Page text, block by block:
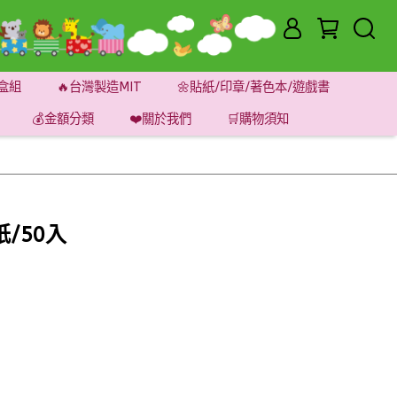
組 🔥台灣製造MIT 🌼貼紙/印章/著色本/遊戲書
💰金額分類 ❤️關於我們 🛒購物須知
/50入